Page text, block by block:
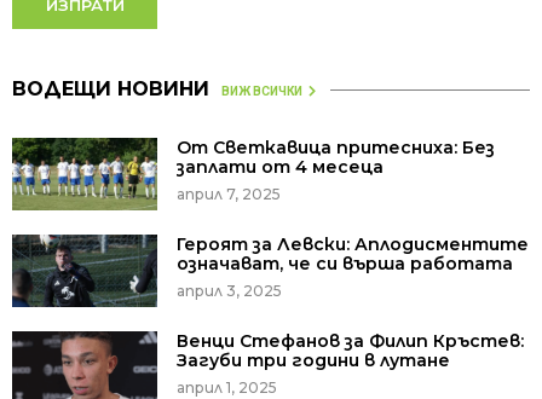
ВОДЕЩИ НОВИНИ ВИЖ ВСИЧКИ
От Светкавица притесниха: Без
заплати от 4 месеца
април 7, 2025
Героят за Левски: Аплодисментите
означават, че си върша работата
април 3, 2025
Венци Стефанов за Филип Кръстев:
Загуби три години в лутане
април 1, 2025